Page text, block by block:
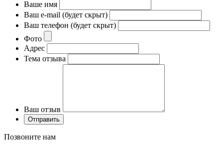
Ваше имя
Ваш e-mail (будет скрыт)
Ваш телефон (будет скрыт)
Фото
Адрес
Тема отзыва
Ваш отзыв
Позвоните нам